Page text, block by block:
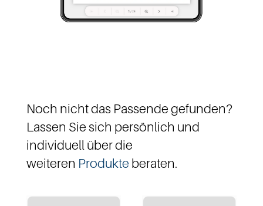
Noch nicht das Passende gefunden?
Lassen Sie sich persönlich und
individuell über die
weiteren Produkte beraten.